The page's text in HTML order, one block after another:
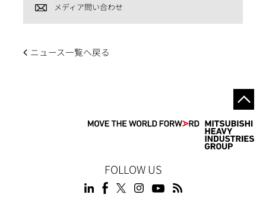
メディア問い合わせ
ニュース一覧へ戻る
FOLLOW US